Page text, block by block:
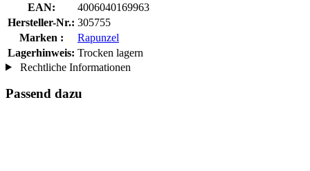
EAN:
4006040169963
Hersteller-Nr.: 305755
Marken :
Rapunzel
Lagerhinweis: Trocken lagern
Rechtliche Informationen
Passend dazu